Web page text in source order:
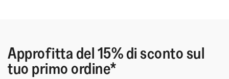
Approfitta del 15% di sconto sul
tuo primo ordine*